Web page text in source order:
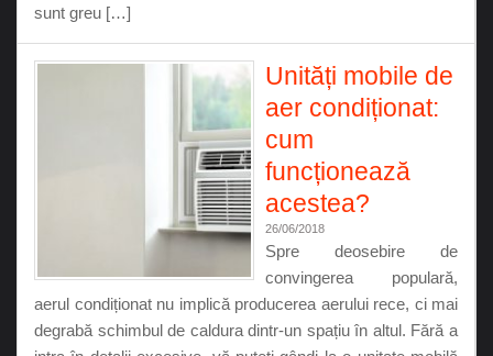
sunt greu […]
Unități mobile de
aer condiționat:
cum
funcționează
acestea?
26/06/2018
Spre deosebire de
convingerea populară,
aerul condiționat nu implică producerea aerului rece, ci mai
degrabă schimbul de caldura dintr-un spațiu în altul. Fără a